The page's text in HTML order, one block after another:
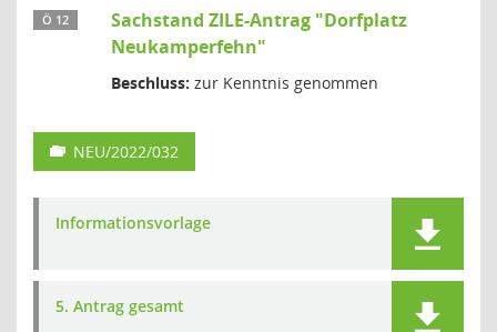
Ö 12
Sachstand ZILE-Antrag "Dorfplatz
Neukamperfehn"
Beschluss: zur Kenntnis genommen
NEU/2022/032
Informationsvorlage
5. Antrag gesamt